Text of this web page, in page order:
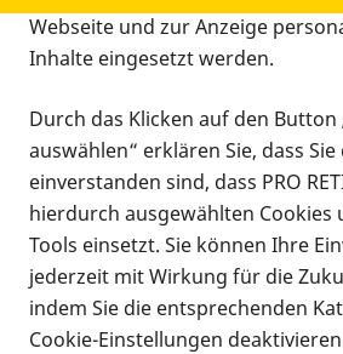
Infomaterial
Infomaterial
Webseite und zur Anzeige
Inhalte eingesetzt werden.
Durch das Klicken auf den Button
auswählen“ erklären Sie, dass
einverstanden sind, dass PRO
hierdurch ausgewählten Cookies
Tools einsetzt. Sie können Ihre
jederzeit mit Wirkung für die
indem Sie die entsprechenden
Cookie-Einstellungen